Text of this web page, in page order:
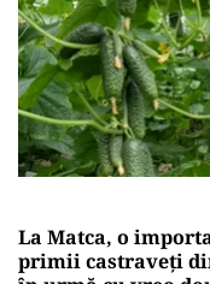
La Matca, o
primii castraveți